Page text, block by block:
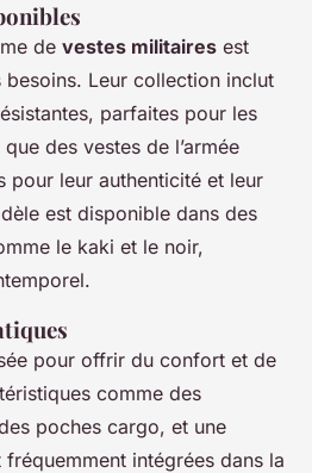
de vestes militaires est
Leur collection inclut
parfaites pour les
des vestes de l’armée
pour leur authenticité et leur
est disponible dans des
le kaki et le noir,
pour offrir du confort et de
comme des
poches cargo, et une
intégrées dans la